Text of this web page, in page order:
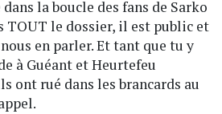
dans la boucle des fans de Sarko
TOUT le dossier, il est public et
en parler. Et tant que tu y
à Guéant et Heurtefeu
ont rué dans les brancards au